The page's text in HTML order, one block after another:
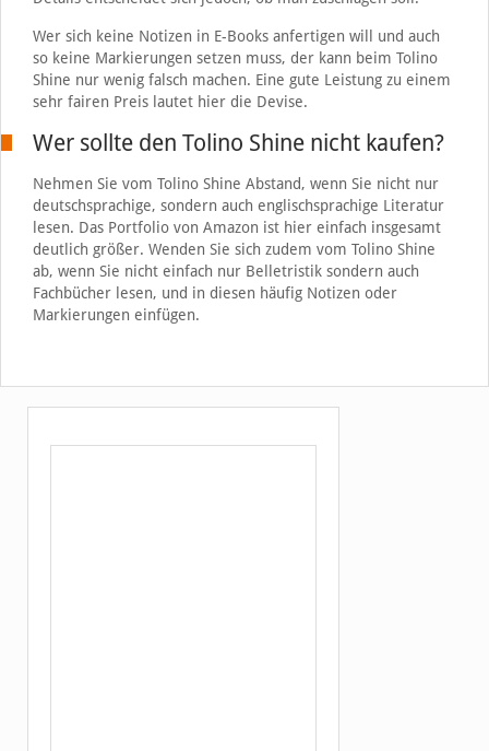
Wer sich keine Notizen in E-Books anfertigen will und auch
so keine Markierungen setzen muss, der kann beim Tolino
Shine nur wenig falsch machen. Eine gute Leistung zu einem
sehr fairen Preis lautet hier die Devise.
Wer sollte den Tolino Shine nicht kaufen?
Nehmen Sie vom Tolino Shine Abstand, wenn Sie nicht nur
deutschsprachige, sondern auch englischsprachige Literatur
lesen. Das Portfolio von Amazon ist hier einfach insgesamt
deutlich größer. Wenden Sie sich zudem vom Tolino Shine
ab, wenn Sie nicht einfach nur Belletristik sondern auch
Fachbücher lesen, und in diesen häufig Notizen oder
Markierungen einfügen.